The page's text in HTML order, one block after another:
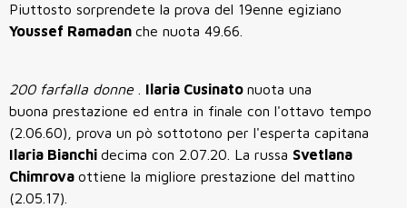
Piuttosto sorprendete la prova del 19enne egiziano
Youssef Ramadan che nuota 49.66.
200 farfalla donne Ilaria Cusinato nuota una
buona prestazione ed entra in finale con l'ottavo tempo
(2.06.60), prova un pò sottotono per l'esperta capitana
Ilaria Bianchi decima con 2.07.20. La russa Svetlana
Chimrova ottiene la migliore prestazione del mattino
(2.05.17).